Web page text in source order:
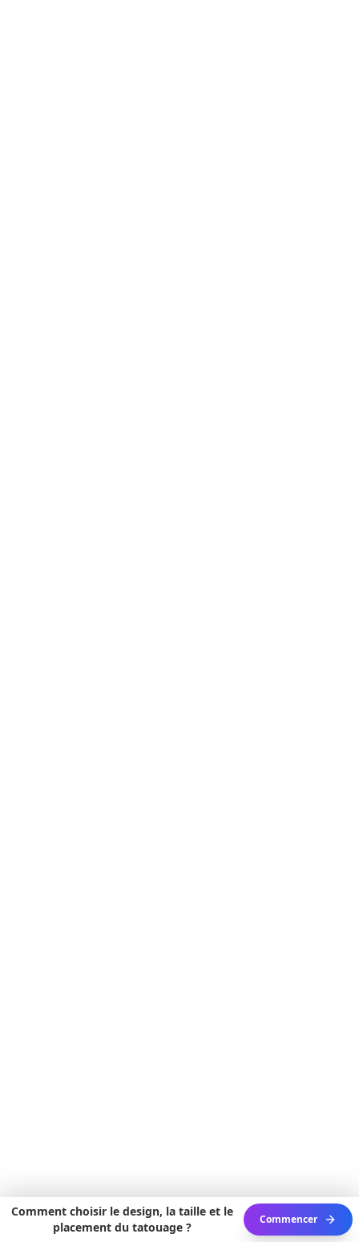
Comment choisir le design, la taille et le
placement du tatouage ?
Commencer